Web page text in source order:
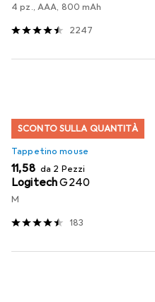
4 pz., AAA, 800 mAh
2247
SCONTO SULLA QUANTITÀ
Tappetino mouse
EUR
11,58 da 2 Pezzi
LogitechG240
M
183